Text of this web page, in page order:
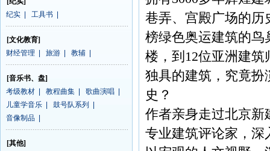
纪实
工具书
[文化教育]
财经管理
旅游 教辅
[音乐书、盘]
考级教材
教程曲集 歌曲演唱
儿童学音乐
鼓号队系列
音像制品
[其他]
巷弄、宫殿广场的历
榜绿色奥运建筑的鸟
楼，到12位亚洲建
独具的建筑，究竟扮
史？
作者亲身走过北京新
专业建筑评论家，深